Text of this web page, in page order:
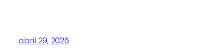
abril 29, 2026